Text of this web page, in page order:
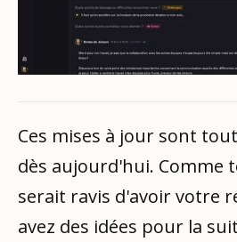
Ces mises à jour sont
dès aujourd'hui. Comme
serait ravis d'avoir votre
avez des idées pour la